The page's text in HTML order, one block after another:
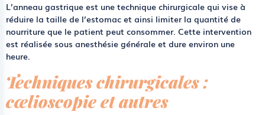
L’anneau gastrique est une technique chirurgicale qui vise à
réduire la taille de l’estomac et ainsi limiter la quantité de
nourriture que le patient peut consommer. Cette intervention
est réalisée sous anesthésie générale et dure environ une
heure.
Techniques chirurgicales :
cœlioscopie et autres